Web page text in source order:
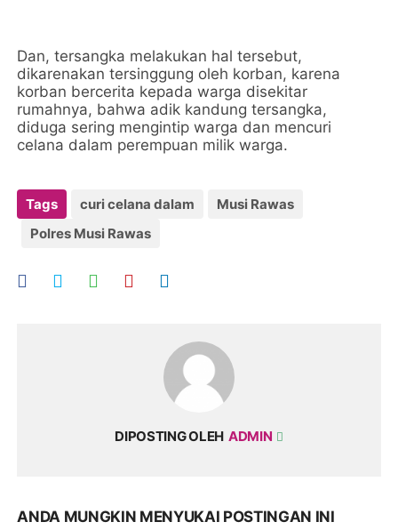
Dan, tersangka melakukan hal tersebut,
dikarenakan tersinggung oleh korban, karena
korban bercerita kepada warga disekitar
rumahnya, bahwa adik kandung tersangka,
diduga sering mengintip warga dan mencuri
celana dalam perempuan milik warga.
Tags curi celana dalam
Musi Rawas
Polres Musi Rawas
DIPOSTING OLEH ADMIN
ANDA MUNGKIN MENYUKAI POSTINGAN INI